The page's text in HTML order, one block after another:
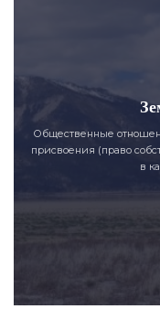
Общественные
присвоения (право
в